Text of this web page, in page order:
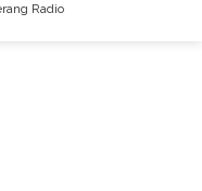
Radio